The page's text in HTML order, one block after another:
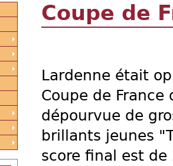
Coupe de
Lardenne était
Coupe de
dépourvue de
brillants jeunes
score final est de